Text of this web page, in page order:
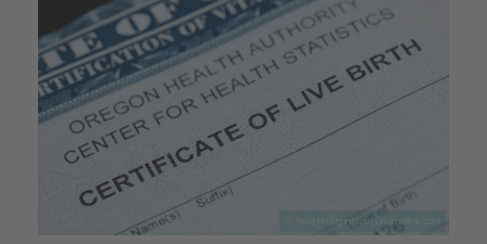
© Alexander Oganezov | Dreamstime.com